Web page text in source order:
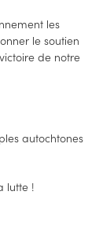
les
le soutien
de notre
autochtones
lutte !